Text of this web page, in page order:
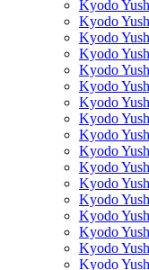
Kyodo
Kyodo
Kyodo
Kyodo
Kyodo
Kyodo
Kyodo
Kyodo
Kyodo
Kyodo
Kyodo
Kyodo
Kyodo
Kyodo
Kyodo
Kyodo
Kyodo